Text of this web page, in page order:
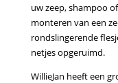
uw zeep, shampoo
monteren van een
rondslingerende
netjes opgeruimd.
WillieJan heeft een